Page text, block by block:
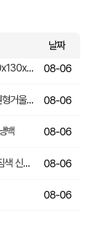
날짜
08-06
[소량주문가능] 디자인 원형거울(칼라) (70파이/75파이) 08-06
백 08-06
08-06
08-06
08-06